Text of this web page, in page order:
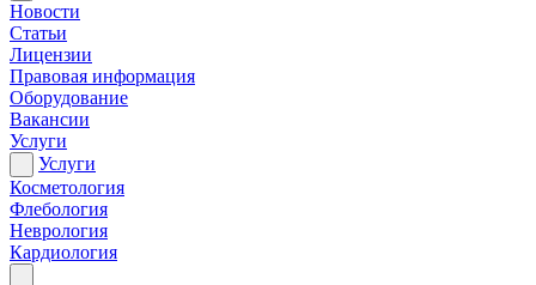
Новости
Статьи
Лицензии
Правовая информация
Оборудование
Вакансии
Услуги
Услуги
Косметология
Флебология
Неврология
Кардиология